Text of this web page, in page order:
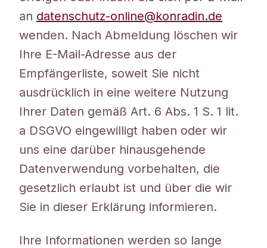
an datenschutz-online@konradin.de
wenden. Nach Abmeldung löschen wir
Ihre E-Mail-Adresse aus der
Empfängerliste, soweit Sie nicht
ausdrücklich in eine weitere Nutzung
Ihrer Daten gemäß Art. 6 Abs. 1 S. 1 lit.
a DSGVO eingewilligt haben oder wir
uns eine darüber hinausgehende
Datenverwendung vorbehalten, die
gesetzlich erlaubt ist und über die wir
Sie in dieser Erklärung informieren.
Ihre Informationen werden so lange